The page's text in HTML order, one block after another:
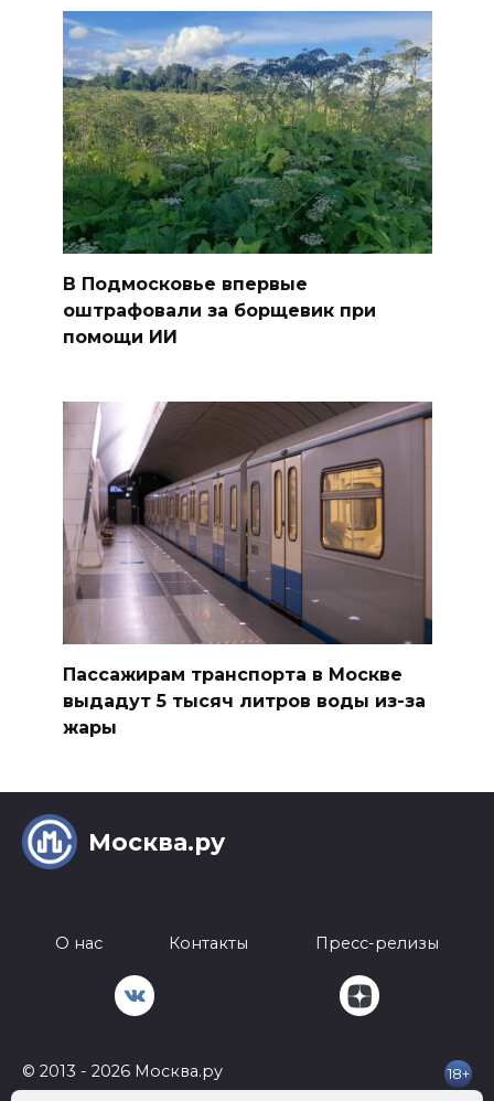
В Подмосковье впервые
оштрафовали за борщевик при
помощи ИИ
Пассажирам транспорта в Москве
выдадут 5 тысяч литров воды из-за
жары
Москва.ру
О нас Контакты Пресс-релизы
© 2013 - 2026 Москва.ру 18+